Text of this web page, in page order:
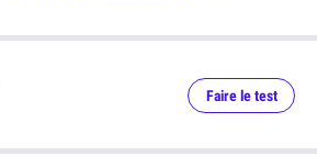
Faire le test